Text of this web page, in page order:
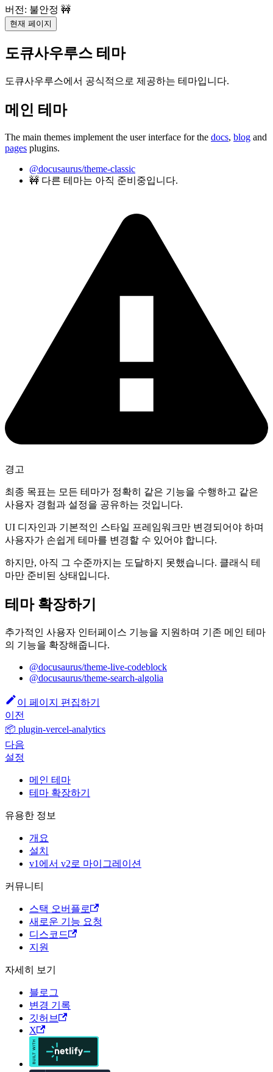
버전: 불안정 🚧
현재 페이지
도큐사우루스 테마
도큐사우루스에서 공식적으로 제공하는 테마입니다.
메인 테마
The main themes implement the user interface for the docs, blog and
pages plugins.
@docusaurus/theme-classic
🚧 다른 테마는 아직 준비중입니다.
경고
최종 목표는 모든 테마가 정확히 같은 기능을 수행하고 같은
사용자 경험과 설정을 공유하는 것입니다.
UI 디자인과 기본적인 스타일 프레임워크만 변경되어야 하며
사용자가 손쉽게 테마를 변경할 수 있어야 합니다.
하지만, 아직 그 수준까지는 도달하지 못했습니다. 클래식 테
마만 준비된 상태입니다.
테마 확장하기
추가적인 사용자 인터페이스 기능을 지원하며 기존 메인 테마
의 기능을 확장해줍니다.
@docusaurus/theme-live-codeblock
@docusaurus/theme-search-algolia
이 페이지 편집하기
이전
📦 plugin-vercel-analytics
다음
설정
메인 테마
테마 확장하기
유용한 정보
개요
설치
v1에서 v2로 마이그레이션
커뮤니티
스택 오버플로
새로운 기능 요청
디스코드
지원
자세히 보기
블로그
변경 기록
깃허브
X